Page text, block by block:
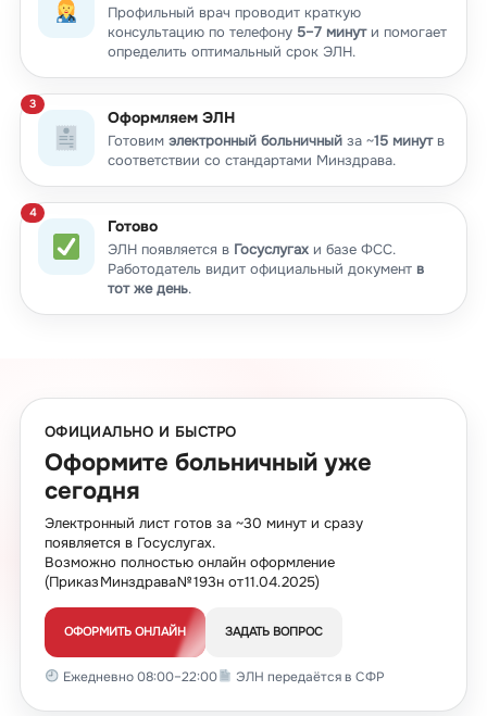
Профильный врач проводит краткую
консультацию по телефону 5–7 минути помогает
определить оптимальный срок ЭЛН.
Оформляем ЭЛН
Готовим электронный больничныйза ~15 минутв
соответствии со стандартами Минздрава.
Готово
ЭЛН появляется в Госуслугахи базе ФСС.
Работодатель видит официальный документ в
тот же день.
ОФИЦИАЛЬНО И БЫСТРО
Оформите больничный уже
сегодня
Электронный лист готов за ~30 минут и сразу
появляется в Госуслугах.
Возможно полностью онлайн оформление
(Приказ Минздрава № 193н от 11.04.2025)
ОФОРМИТЬ ОНЛАЙН ЗАДАТЬ ВОПРОС
Ежедневно 08:00–22:00 ЭЛН передаётся в СФР